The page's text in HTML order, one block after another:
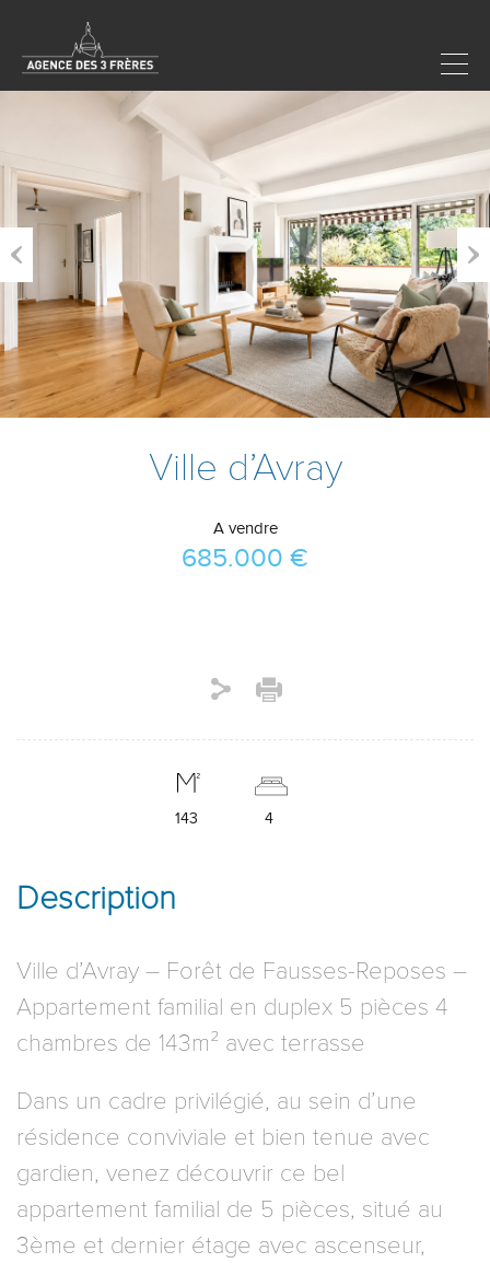
Previous Next
Ville d’Avray
A vendre
685.000 €
143 4
Description
Ville d’Avray – Forêt de Fausses-Reposes –
Appartement familial en duplex 5 pièces 4
chambres de 143m² avec terrasse
Dans un cadre privilégié, au sein d’une
résidence conviviale et bien tenue avec
gardien, venez découvrir ce bel
appartement familial de 5 pièces, situé au
3ème et dernier étage avec ascenseur,